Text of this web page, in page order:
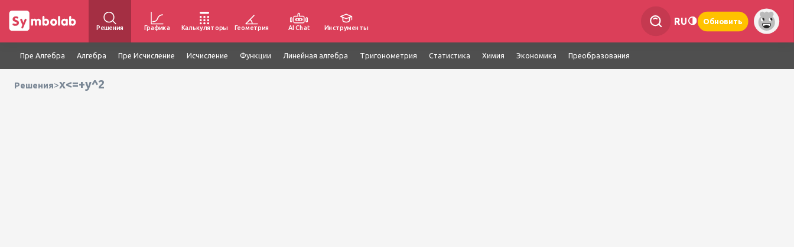
Решения Графика Калькуляторы Геометрия AI Chat Инструменты
RU Обновить
Пре Алгебра Алгебра Пре Исчисление Исчисление Функции Линейная алгебра Тригонометрия Статистика Химия Экономика Преобразования
Решения>x<=+y^2